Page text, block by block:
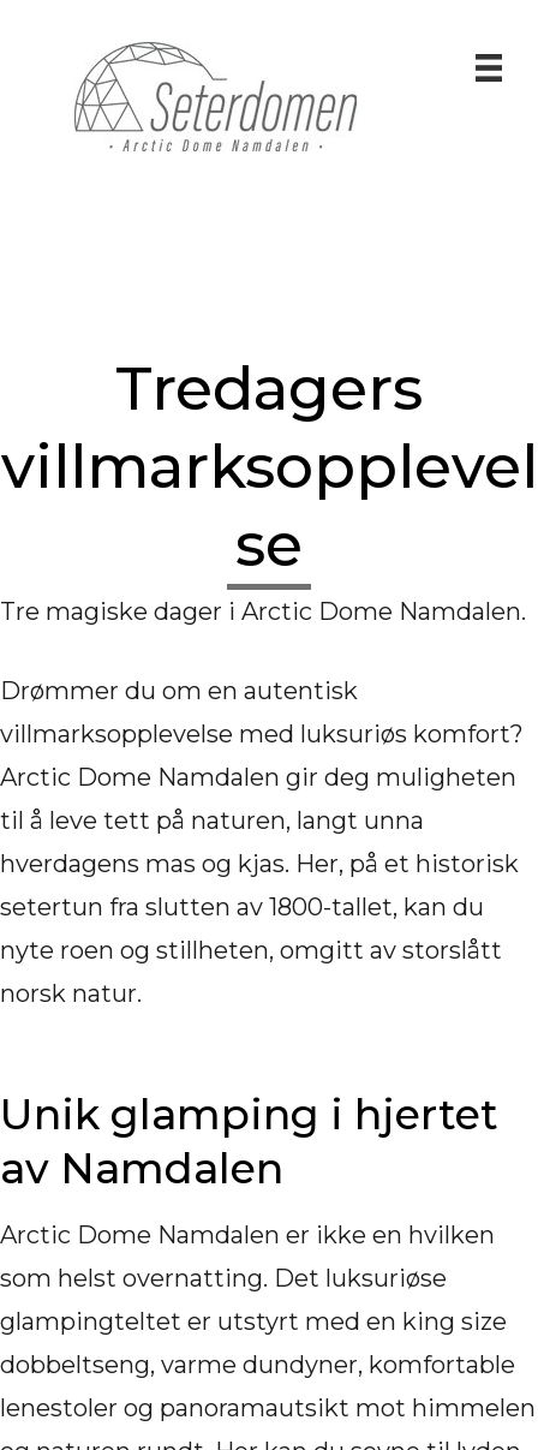
Tredagers
villmarksopplevel
se
Tre magiske dager i Arctic Dome Namdalen.
Drømmer du om en autentisk
villmarksopplevelse med luksuriøs komfort?
Arctic Dome Namdalen gir deg muligheten
til å leve tett på naturen, langt unna
hverdagens mas og kjas. Her, på et historisk
setertun fra slutten av 1800-tallet, kan du
nyte roen og stillheten, omgitt av storslått
norsk natur.
Unik glamping i hjertet
av Namdalen
Arctic Dome Namdalen er ikke en hvilken
som helst overnatting. Det luksuriøse
glampingteltet er utstyrt med en king size
dobbeltseng, varme dundyner, komfortable
lenestoler og panoramautsikt mot himmelen